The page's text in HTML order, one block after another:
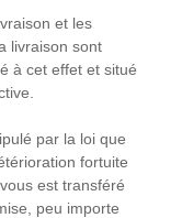
et les
livraison sont
à cet effet et situé
par la loi que
fortuite
est transféré
peu importe